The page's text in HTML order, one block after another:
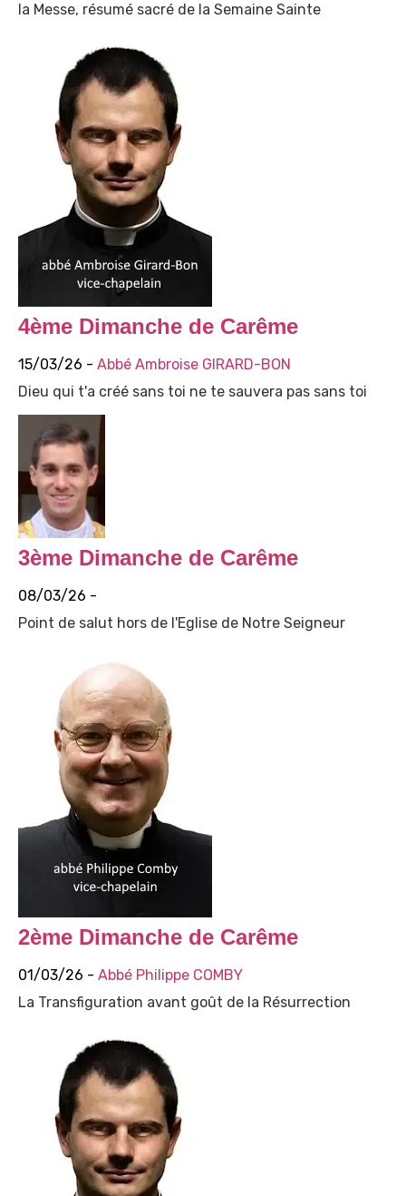
la Messe, résumé sacré de la Semaine Sainte
4ème Dimanche de Carême
15/03/26 - Abbé Ambroise GIRARD-BON
Dieu qui t'a créé sans toi ne te sauvera pas sans toi
3ème Dimanche de Carême
08/03/26 -
Point de salut hors de l'Eglise de Notre Seigneur
2ème Dimanche de Carême
01/03/26 - Abbé Philippe COMBY
La Transfiguration avant goût de la Résurrection